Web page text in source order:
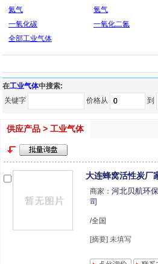
氦气
氪气
一氧化碳
一氧化二氮
全部工业气体
在工业气体中搜索:
关键字
价格从 到
供应产品 > 工业气体
大连蜂窝活性炭厂
商家： 河北贝航环
司
/全国
[摘要] 未填写